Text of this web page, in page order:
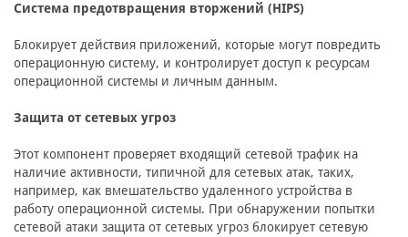
Система предотвращения вторжений (HIPS)
Блокирует действия приложений, которые могут повредить
операционную систему, и контролирует доступ к ресурсам
операционной системы и личным данным.
Защита от сетевых угроз
Этот компонент проверяет входящий сетевой трафик на
наличие активности, типичной для сетевых атак, таких,
например, как вмешательство удаленного устройства в
работу операционной системы. При обнаружении попытки
сетевой атаки защита от сетевых угроз блокирует сетевую